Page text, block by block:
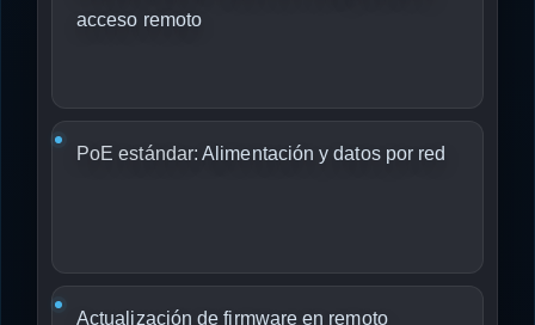
acceso remoto
PoE estándar: Alimentación y datos por red
Actualización de firmware en remoto